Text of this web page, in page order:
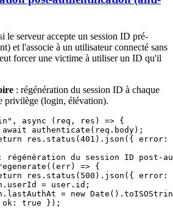
le serveur accepte un session ID pré-
et l'associe à un utilisateur connecté sans
forcer une victime à utiliser un ID qu'il
: régénération du session ID à chaque
privilège (login, élévation).
, async ( req , res ) => {
await authenticate (req.body);
res. status (401 ). json ({ error:
régénération du session ID post-
((err) => {
res. status ( 500 ). json ({ error:
= user.id;
= new Date ().
true });